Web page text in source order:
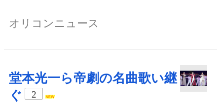
オリコンニュース
堂本光一ら帝劇の名曲歌い継
ぐ
2